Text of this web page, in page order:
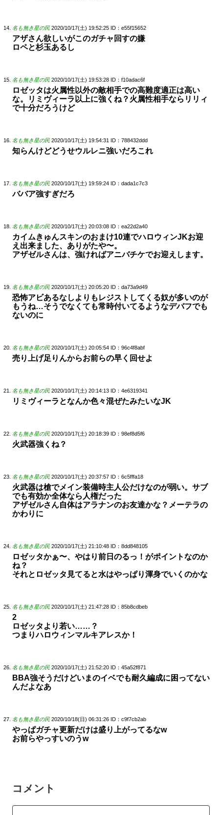
名も無き星の民 2020/10/17(土) 19:52:25 ID：e55f15652
アザさん欲しいがこのガチャ回すの嫌
ロペと杉玉あるし
名も無き星の民 2020/10/17(土) 19:53:28 ID：f10adac6f
ロゼッタは火属性以外の敵相手での高難度適正は高い
な。リミヴィーラ以上に強くね？火属性相手ならリリィ
で十分だろうけど
名も無き星の民 2020/10/17(土) 19:54:31 ID：788432ddd
知らんけどどうせウルレニ強いだろこれ
名も無き星の民 2020/10/17(土) 19:59:24 ID：dada1c7c3
ババア強すぎだろ
名も無き星の民 2020/10/17(土) 20:03:08 ID：ea22d2a40
カイムきゅんスキンのおまけ10連でハロウィンJKお迎
え出来ました、ありがたや〜。
アザゼルさんは、強ければアニバチケでお迎えします。
名も無き星の民 2020/10/17(土) 20:05:20 ID：da73a9d49
恐怖アビあるなしよりもレジストしてくる奴が多いのが
もうね…そうでなくても常時付いてるようなデバフでも
ないのに
名も無き星の民 2020/10/17(土) 20:05:54 ID：96c4f8abf
売り上げ足りんからお前らの早く回せよ
名も無き星の民 2020/10/17(土) 20:14:13 ID：4e6319341
リミヴィーラとなんか色々混ぜたみたいなJK
名も無き星の民 2020/10/17(土) 20:18:39 ID：98ef8d5f6
火武器強くね？
名も無き星の民 2020/10/17(土) 20:37:57 ID：6c5fffa18
火武器は槍でメイン装備時主人公だけなのが弱い。サブ
でも有効か全体なら人権だった
アザゼルさん自体はアラナンのお友達かな？メーテラの
かわりに
名も無き星の民 2020/10/17(土) 21:10:48 ID：8dd848105
ロゼッタかぁ〜、やはり前日のるっ！がポイントなのか
ね？
それとロゼッタ見てると水はやっぱり渾身でいくのかな
名も無き星の民 2020/10/17(土) 21:47:28 ID：85b8cdbeb
2
ロゼッタより若い……？
つまりハロウィンマルキアレスか！
名も無き星の民 2020/10/17(土) 21:52:20 ID：45a52f871
BBA強そうだけどいまのイベでも耐久編成に困ってない
んだよなあ
名も無き星の民 2020/10/18(日) 06:31:26 ID：c9f7cb2ab
やっぱガチャ更新だけは盛り上がってるなw
お前らやっすいのうw
コメント